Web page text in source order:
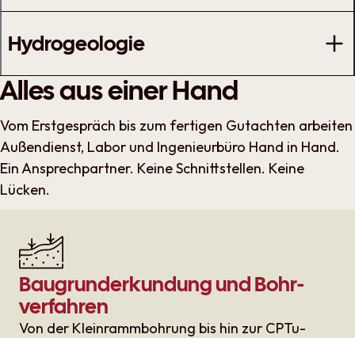
Hydrogeologie
Alles aus einer Hand
Vom Erstgespräch bis zum fertigen Gutachten arbeiten
Außendienst, Labor und Ingenieurbüro Hand in Hand.
Ein Ansprechpartner. Keine Schnittstellen. Keine
Lücken.
Baugrund­erkundung und Bohr­
verfahren
Von der Kleinrammbohrung bis hin zur CPTu-